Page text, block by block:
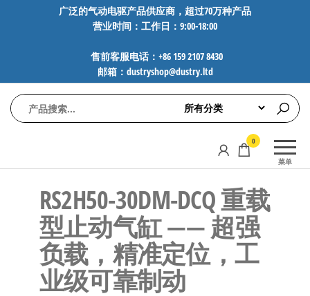
广泛的气动电驱产品供应商，超过70万种产品
营业时间：工作日：9:00-18:00
售前客服电话：+86 159 2107 8430
邮箱：dustryshop@dustry.ltd
动
FESTO、
AVENTICS等
品牌气动
元件，超
过88万种
工业自动
化零部
件，正品
菜单
0
RS2H50-30DM-DCQ 重载
型止动气缸 —— 超强
负载，精准定位，工
业级可靠制动